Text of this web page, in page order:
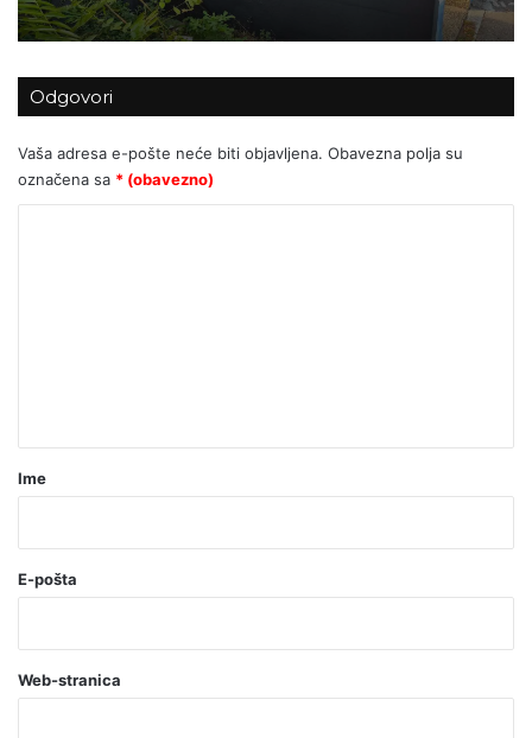
da glasuju za Ivu Rinčić!
Odgovori
Vaša adresa e-pošte neće biti objavljena. Obavezna polja su
označena sa * (obavezno)
r
o
a
v
Ime
E-pošta
Web-stranica